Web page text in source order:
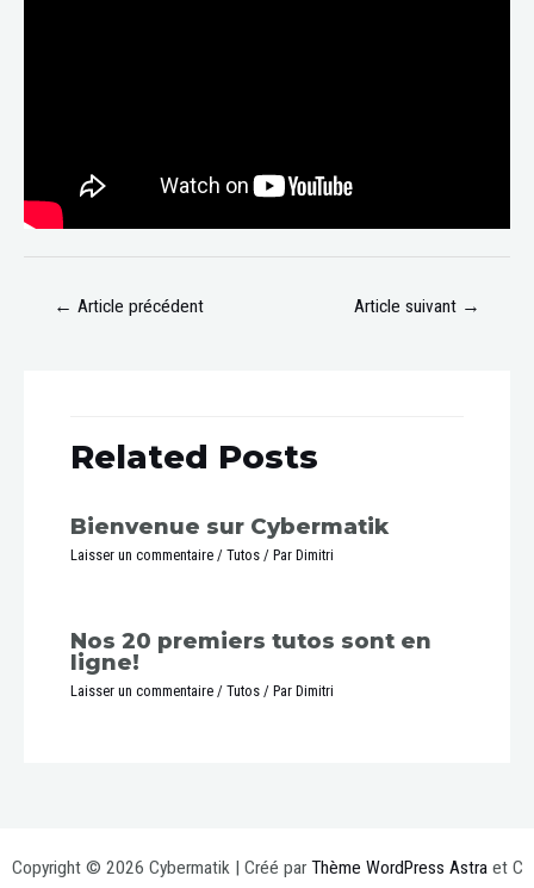
← Article précédent Article suivant →
Related Posts
Bienvenue sur Cybermatik
Laisser un commentaire / Tutos/ Par Dimitri
Nos 20 premiers tutos sont en
ligne!
Laisser un commentaire / Tutos/ Par Dimitri
Copyright © 2026 Cybermatik | Créé par Thème WordPress Astraet C